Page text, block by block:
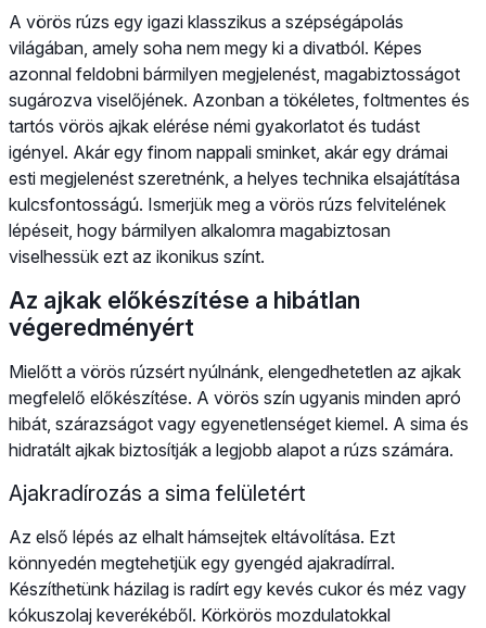
A vörös rúzs egy igazi klasszikus a szépségápolás
világában, amely soha nem megy ki a divatból. Képes
azonnal feldobni bármilyen megjelenést, magabiztosságot
sugározva viselőjének. Azonban a tökéletes, foltmentes és
tartós vörös ajkak elérése némi gyakorlatot és tudást
igényel. Akár egy finom nappali sminket, akár egy drámai
esti megjelenést szeretnénk, a helyes technika elsajátítása
kulcsfontosságú. Ismerjük meg a vörös rúzs felvitelének
lépéseit, hogy bármilyen alkalomra magabiztosan
viselhessük ezt az ikonikus színt.
Az ajkak előkészítése a hibátlan
végeredményért
Mielőtt a vörös rúzsért nyúlnánk, elengedhetetlen az ajkak
megfelelő előkészítése. A vörös szín ugyanis minden apró
hibát, szárazságot vagy egyenetlenséget kiemel. A sima és
hidratált ajkak biztosítják a legjobb alapot a rúzs számára.
Ajakradírozás a sima felületért
Az első lépés az elhalt hámsejtek eltávolítása. Ezt
könnyedén megtehetjük egy gyengéd ajakradírral.
Készíthetünk házilag is radírt egy kevés cukor és méz vagy
kókuszolaj keverékéből. Körkörös mozdulatokkal